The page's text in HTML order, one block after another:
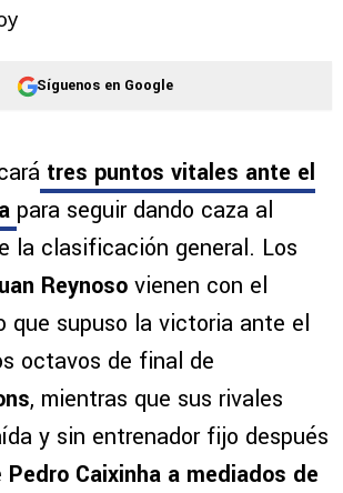
Síguenos en Google
tres puntos vitales ante el
para seguir dando caza al
la clasificación general. Los
Reynoso vienen con el
que supuso la victoria ante el
octavos de final de
, mientras que sus rivales
y sin entrenador fijo después
Pedro Caixinha a mediados de